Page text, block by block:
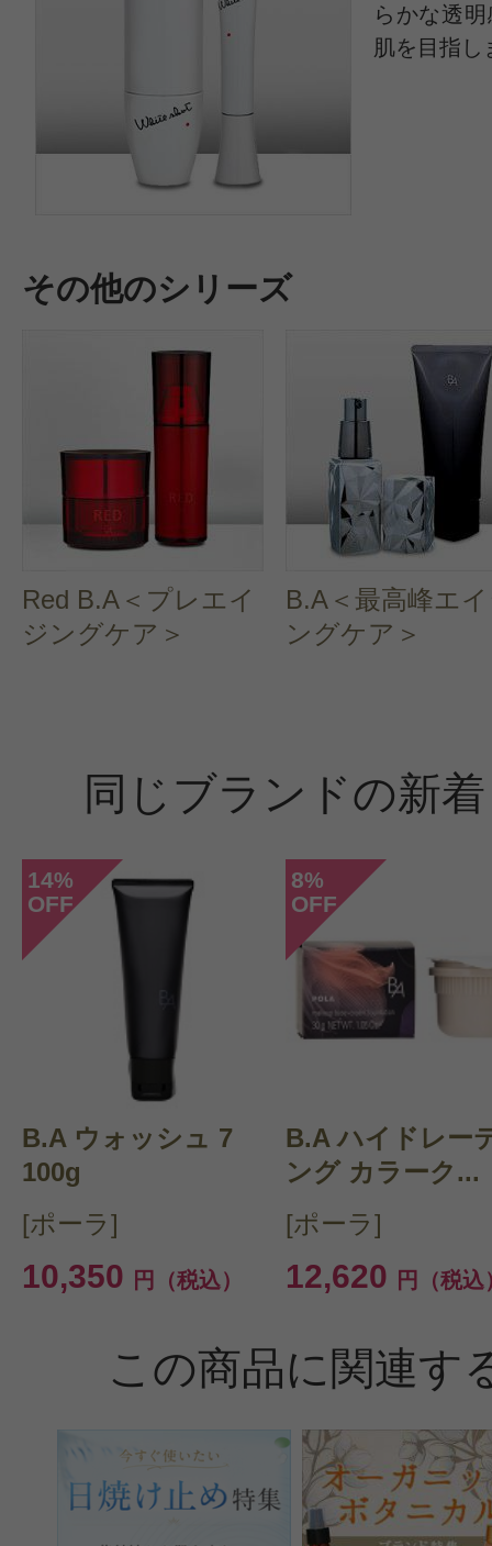
らかな透
肌を目指し
その他のシリーズ
Red B.A＜プレエイ
ジングケア＞
B.A＜最高峰エ
ングケア＞
同じブランドの新
14%
OFF
B.A ウォッシュ 7
100g
[ポーラ]
10,350 円（税込）
8%
OFF
B.A ハイドレー
ング カラーク...
[ポーラ]
12,620 円（税込
この商品に関連す